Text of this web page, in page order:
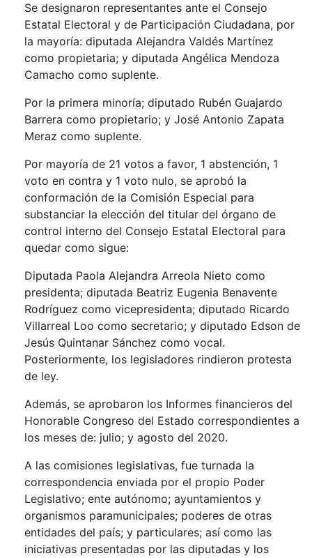
Se designaron representantes ante el Consejo
Estatal Electoral y de Participación Ciudadana, por
la mayoría: diputada Alejandra Valdés Martínez
como propietaria; y diputada Angélica Mendoza
Camacho como suplente.
Por la primera minoría; diputado Rubén Guajardo
Barrera como propietario; y José Antonio Zapata
Meraz como suplente.
Por mayoría de 21 votos a favor, 1 abstención, 1
voto en contra y 1 voto nulo, se aprobó la
conformación de la Comisión Especial para
substanciar la elección del titular del órgano de
control interno del Consejo Estatal Electoral para
quedar como sigue:
Diputada Paola Alejandra Arreola Nieto como
presidenta; diputada Beatriz Eugenia Benavente
Rodríguez como vicepresidenta; diputado Ricardo
Villarreal Loo como secretario; y diputado Edson de
Jesús Quintanar Sánchez como vocal.
Posteriormente, los legisladores rindieron protesta
de ley.
Además, se aprobaron los Informes financieros del
Honorable Congreso del Estado correspondientes a
los meses de: julio; y agosto del 2020.
A las comisiones legislativas, fue turnada la
correspondencia enviada por el propio Poder
Legislativo; ente autónomo; ayuntamientos y
organismos paramunicipales; poderes de otras
entidades del país; y particulares; así como las
iniciativas presentadas por las diputadas y los